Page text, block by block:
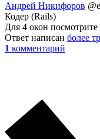
Андрей Никифоров
Кодер (Rails)
Для 4 окон посмотрите
Ответ написан более
1 комментарий